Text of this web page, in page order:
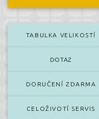
TABULKA VELIKOSTÍ
DOTAZ
DORUČENÍ ZDARMA
CELOŽIVOTÍ SERVIS